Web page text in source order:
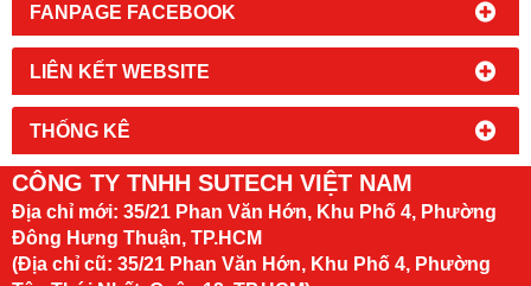
FANPAGE FACEBOOK
LIÊN KẾT WEBSITE
THỐNG KÊ
CÔNG TY TNHH SUTECH VIỆT NAM
Địa chỉ mới: 35/21 Phan Văn Hớn, Khu Phố 4, Phường
Đông Hưng Thuận, TP.HCM
(Địa chỉ cũ: 35/21 Phan Văn Hớn, Khu Phố 4, Phường